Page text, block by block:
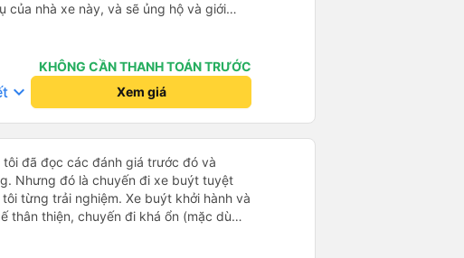
của nhà xe này, và sẽ ủng hộ và giới
sử dụng dịch vụ của nhà xe này
KHÔNG CẦN THANH TOÁN TRƯỚC
keyboard_arrow_down Xem giá
tôi đã đọc các đánh giá trước đó và
Nhưng đó là chuyến đi xe buýt tuyệt
từng trải nghiệm. Xe buýt khởi hành và
thân thiện, chuyến đi khá ổn (mặc dù
là đặc trưng của Việt Nam ^^), và chỗ